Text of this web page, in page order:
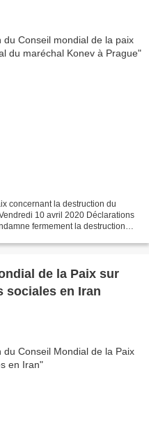
concernant la destruction du
10 avril 2020 Déclarations
fermement la destruction
de la Paix sur
sociales en Iran